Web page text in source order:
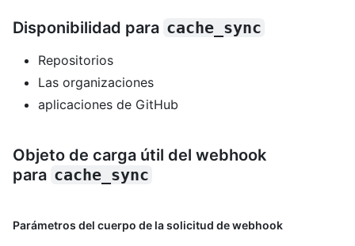
Disponibilidad para cache_sync
Repositorios
Las organizaciones
aplicaciones de GitHub
Objeto de carga útil del webhook
para cache_sync
Parámetros del cuerpo de la solicitud de webhook